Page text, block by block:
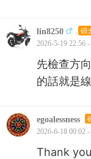
lin8250 碩
2026-5-19 22:56
先檢查方
的話就是
egoalessness
2026-6-18 00:02
Thank